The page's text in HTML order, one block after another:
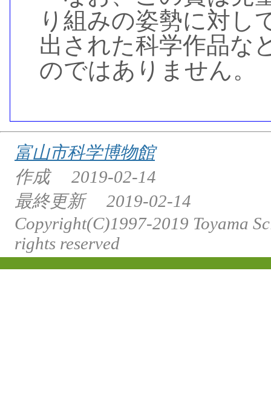
り組みの姿勢に対し
出された科学作品な
のではありません。
富山市科学博物館
作成
2019-02-14
最終更新
2019-02-14
Copyright(C)1997-2019 Toyama
rights reserved